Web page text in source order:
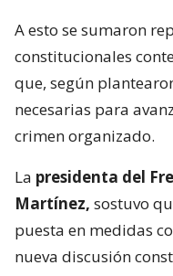
A esto se sumaron
constitucionales
que, según
necesarias para
crimen organizado.
La presidenta del
Martínez, sostuvo
puesta en medidas
nueva discusión